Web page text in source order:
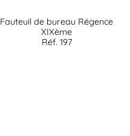
Fauteuil de bureau Régence
XIXème
Réf. 197